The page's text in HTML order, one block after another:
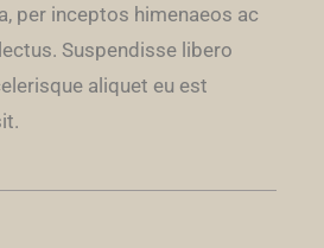
per inceptos himenaeos ac
Suspendisse libero
aliquet eu est